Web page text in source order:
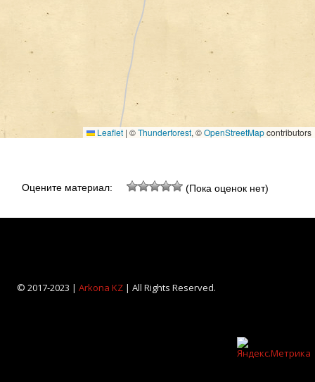
Leaflet | ©Thunderforest, ©OpenStreetMapcontributors
Оцените материал: (Пока оценок нет)
© 2017-2023 | Arkona KZ| All Rights Reserved.